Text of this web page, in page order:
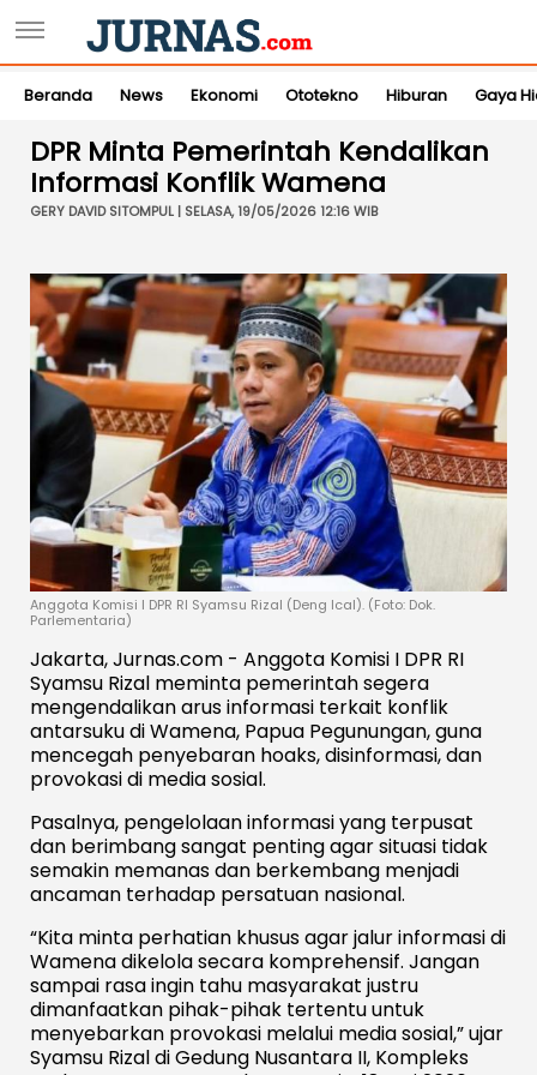
Beranda News Ekonomi Ototekno Hiburan Gaya
DPR Minta Pemerintah Kendalikan
Informasi Konflik Wamena
GERY DAVID SITOMPUL | SELASA, 19/05/2026 12:16 WIB
Anggota Komisi I DPR RI Syamsu Rizal (Deng Ical). (Foto: Dok.
Parlementaria)
Jakarta, Jurnas.com - Anggota Komisi I DPR RI
Syamsu Rizal meminta pemerintah segera
mengendalikan arus informasi terkait konflik
antarsuku di Wamena, Papua Pegunungan, guna
mencegah penyebaran hoaks, disinformasi, dan
provokasi di media sosial.
Pasalnya, pengelolaan informasi yang terpusat
dan berimbang sangat penting agar situasi tidak
semakin memanas dan berkembang menjadi
ancaman terhadap persatuan nasional.
“Kita minta perhatian khusus agar jalur informasi di
Wamena dikelola secara komprehensif. Jangan
sampai rasa ingin tahu masyarakat justru
dimanfaatkan pihak-pihak tertentu untuk
menyebarkan provokasi melalui media sosial,” ujar
Syamsu Rizal di Gedung Nusantara II, Kompleks